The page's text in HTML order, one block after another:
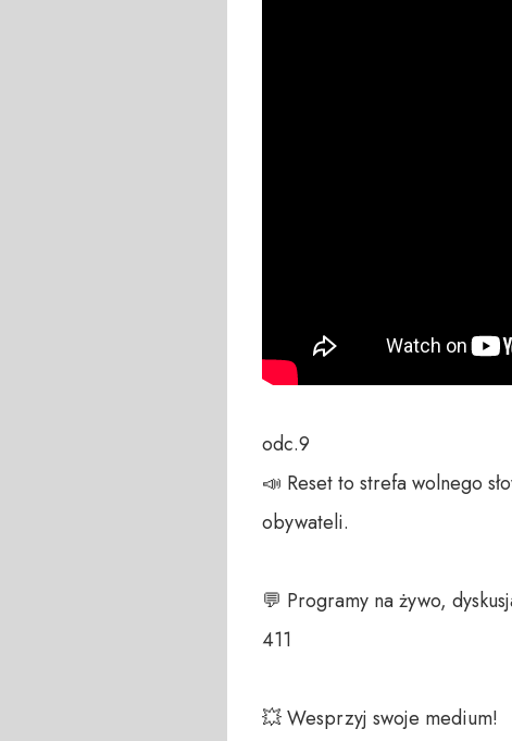
odc.9
📣 Reset to strefa wolnego
obywateli.
💬 Programy na żywo,
411
💥 Wesprzyj swoje medium!